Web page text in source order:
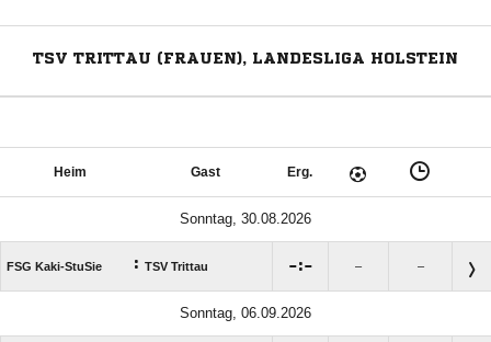
TSV TRITTAU (FRAUEN), LANDESLIGA HOLSTEIN
Heim Gast Erg.
Sonntag, 30.08.2026
FSG Kaki-StuSie : TSV Trittau : – –
Sonntag, 06.09.2026